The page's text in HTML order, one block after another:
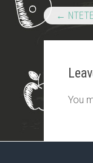
←
You